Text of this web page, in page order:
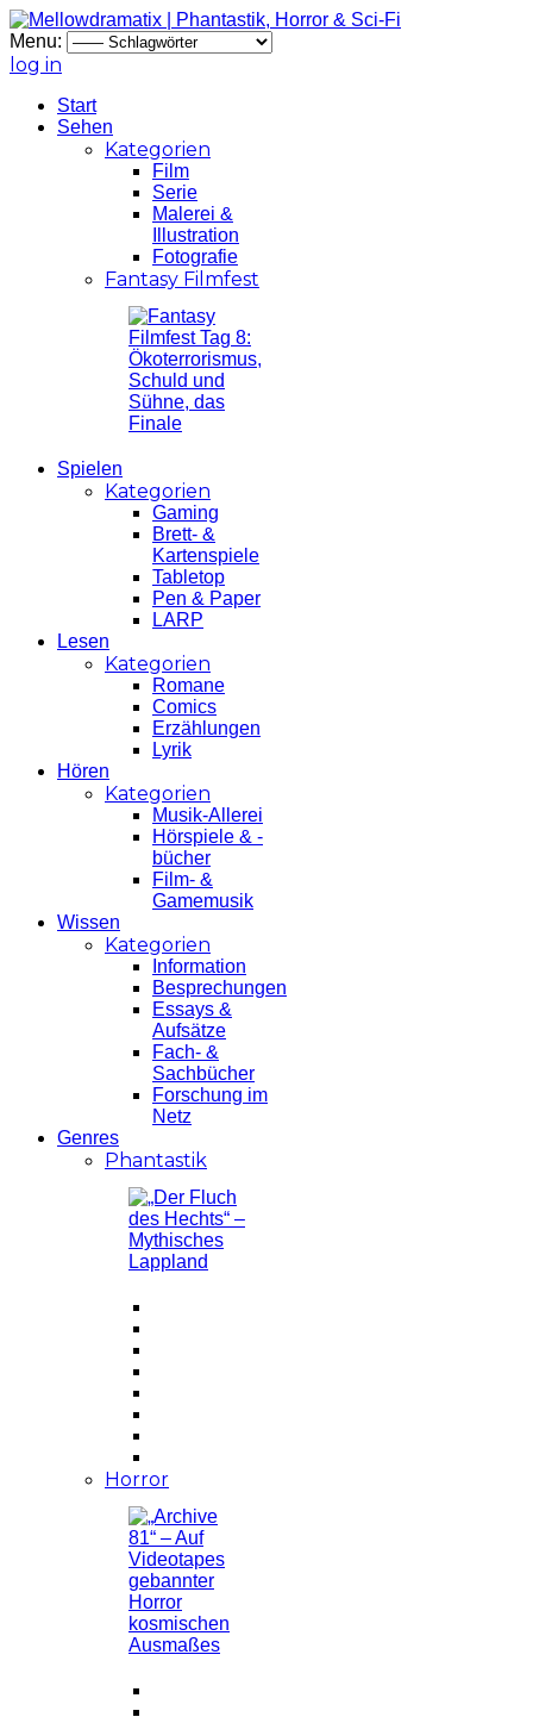
Menu:
log in
Start
Sehen
Kategorien
Film
Serie
Malerei &
Illustration
Fotografie
Fantasy Filmfest
Spielen
Kategorien
Gaming
Brett- &
Kartenspiele
Tabletop
Pen & Paper
LARP
Lesen
Kategorien
Romane
Comics
Erzählungen
Lyrik
Hören
Kategorien
Musik-Allerei
Hörspiele & -
bücher
Film- &
Gamemusik
Wissen
Kategorien
Information
Besprechungen
Essays &
Aufsätze
Fach- &
Sachbücher
Forschung im
Netz
Genres
Phantastik
Horror